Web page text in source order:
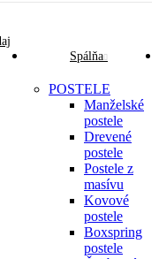
Spálňa
POSTELE
Manželské
postele
Drevené
postele
Postele z
masívu
Kovové
postele
Boxspring
postele